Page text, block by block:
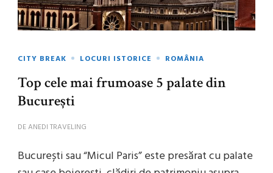
CITY BREAK LOCURI ISTORICE ROMÂNIA
Top cele mai frumoase 5 palate din
București
DEANEDI TRAVELING
București sau “Micul Paris” este presărat cu palate